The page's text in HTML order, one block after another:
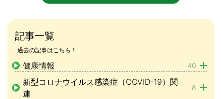
記事一覧
過去の記事はこちら！
健康情報 40
新型コロナウイルス感染症（COVID-19）関
連
8